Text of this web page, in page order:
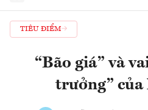
TIÊU ĐIỂM
“Bão giá” và
trưởng” của